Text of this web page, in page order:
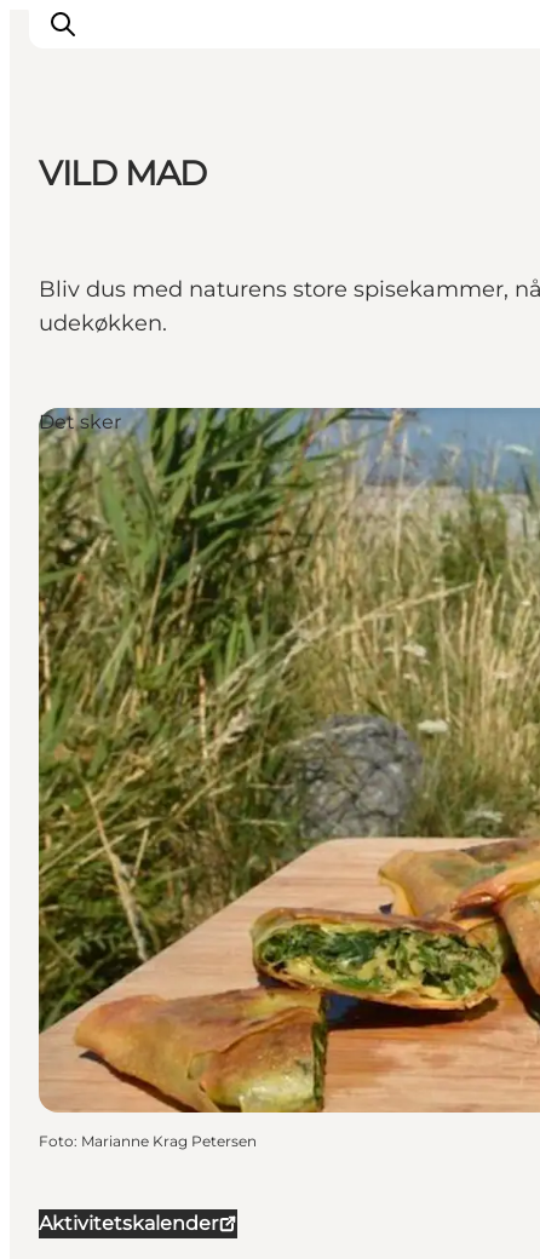
Outdoor
Overnatning
Planlæg ferie
VILD MAD
Bliv dus med naturens store spisekammer,
udekøkken.
Aktivitetskalender
Det sker
Foto: Marianne Krag Petersen